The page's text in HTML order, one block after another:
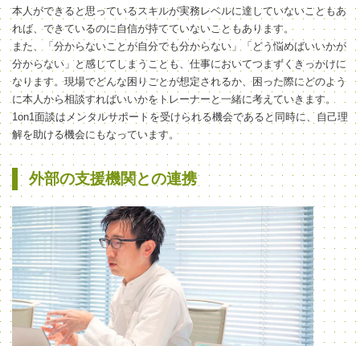
本人ができると思っているスキルが実務レベルに達していないこともあ
れば、できているのに自信が持てていないこともあります。
また、「分からないことが自分でも分からない」「どう悩めばいいかが
分からない」と感じてしまうことも、仕事においてつまずくきっかけに
なります。現場でどんな困りごとが想定されるか、困った際にどのよう
に本人から相談すればいいかをトレーナーと一緒に考えていきます。
1on1面談はメンタルサポートを受けられる機会であると同時に、自己理
解を助ける機会にもなっています。
外部の支援機関との連携